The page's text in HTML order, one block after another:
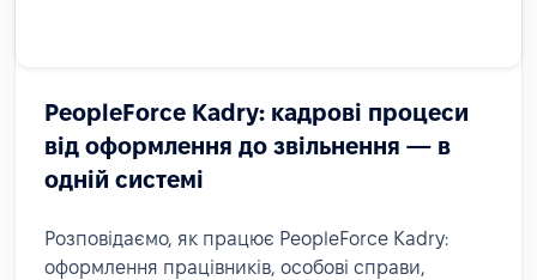
PeopleForce Kadry: кадрові процеси
від оформлення до звільнення — в
одній системі
Розповідаємо, як працює PeopleForce Kadry:
оформлення працівників, особові справи,